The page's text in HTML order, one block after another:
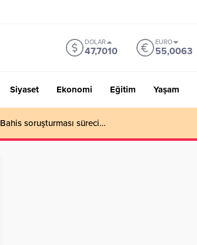
DOLAR
47,7010
EURO
55,0063
Siyaset Ekonomi Eğitim Yaşam
Bahis soruşturması süreci…